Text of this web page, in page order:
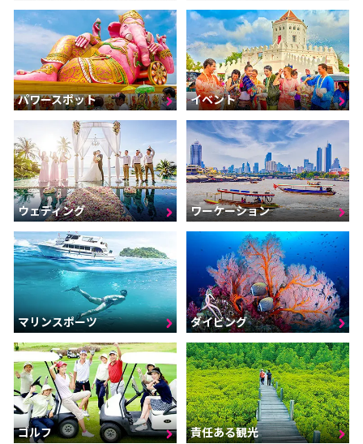
パワースポット イベント
ウェディング ワーケーション
マリンスポーツ ダイビング
ゴルフ 責任ある観光